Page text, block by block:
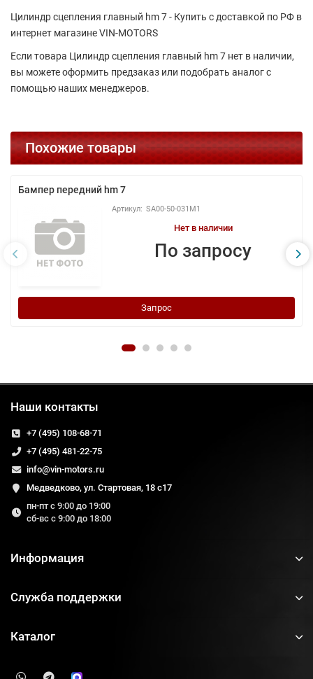
Цилиндр сцепления главный hm 7 - Купить с доставкой по РФ в
интернет магазине VIN-MOTORS
Если товара Цилиндр сцепления главный hm 7 нет в наличии,
вы можете оформить предзаказ или подобрать аналог с
помощью наших менеджеров.
Похожие товары
Бампер передний hm 7
SA00-50-031M1
Нет в наличии
По запросу
Запрос
Наши контакты
+7 (495) 108-68-71
+7 (495) 481-22-75
info@vin-motors.ru
Медведково, ул. Стартовая, 18 с17
пн-пт с 9:00 до 19:00
сб-вс с 9:00 до 18:00
Информация
Служба поддержки
Каталог